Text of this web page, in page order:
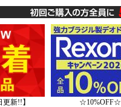
更新!!】 ☆10%OFF☆